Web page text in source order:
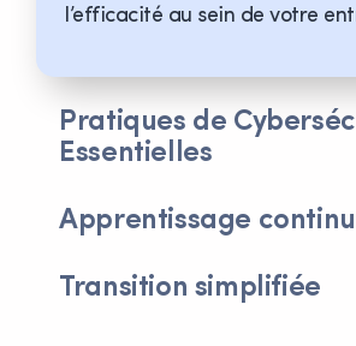
Pratiques de
Essentielles
Apprentissage continu
Transition simplifiée
l’efficacité au sein de votre